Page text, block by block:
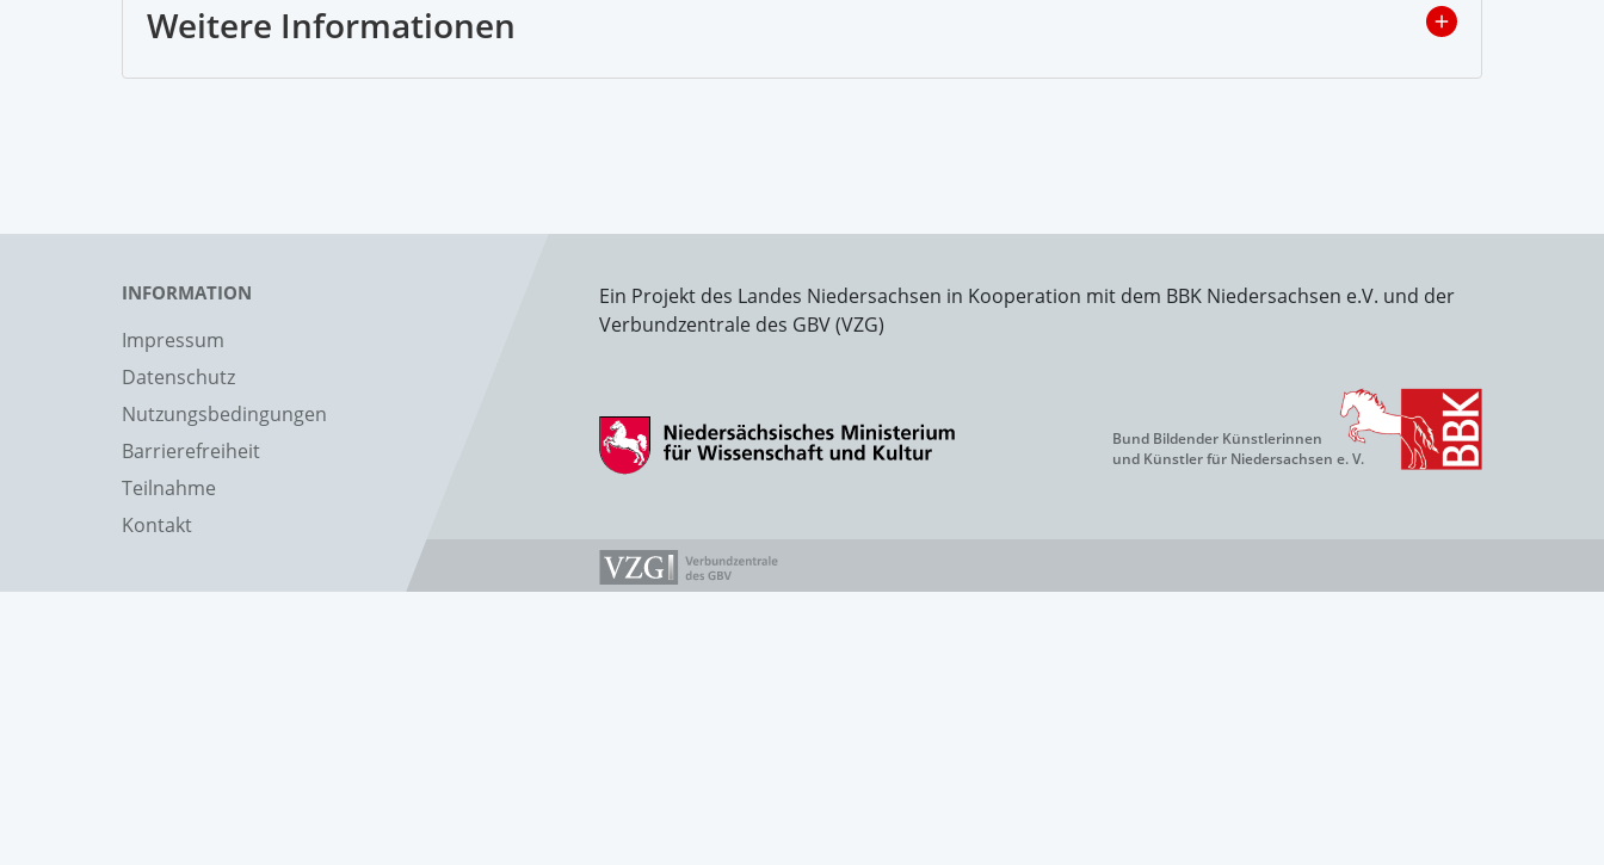
Weitere Informationen
INFORMATION
Impressum
Datenschutz
Nutzungsbedingungen
Barrierefreiheit
Teilnahme
Kontakt
Ein Projekt des Landes Niedersachsen in Kooperation mit dem BBK Niedersachsen e.V. und der
Verbundzentrale des GBV (VZG)
Bund Bildender Künstlerinnen
und Künstler für Niedersachsen e. V.